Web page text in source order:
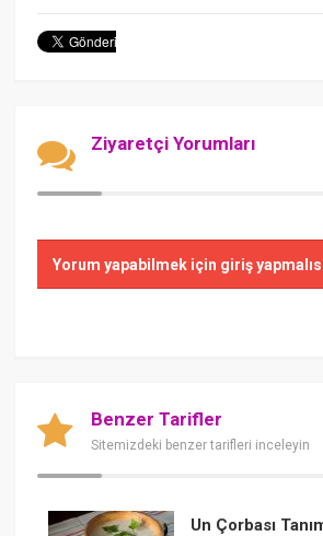
Ziyaretçi Yorumları
Yorum yapabilmek için giriş
Benzer Tarifler
Sitemizdeki benzer tarifleri inceleyin
Un Çorbası